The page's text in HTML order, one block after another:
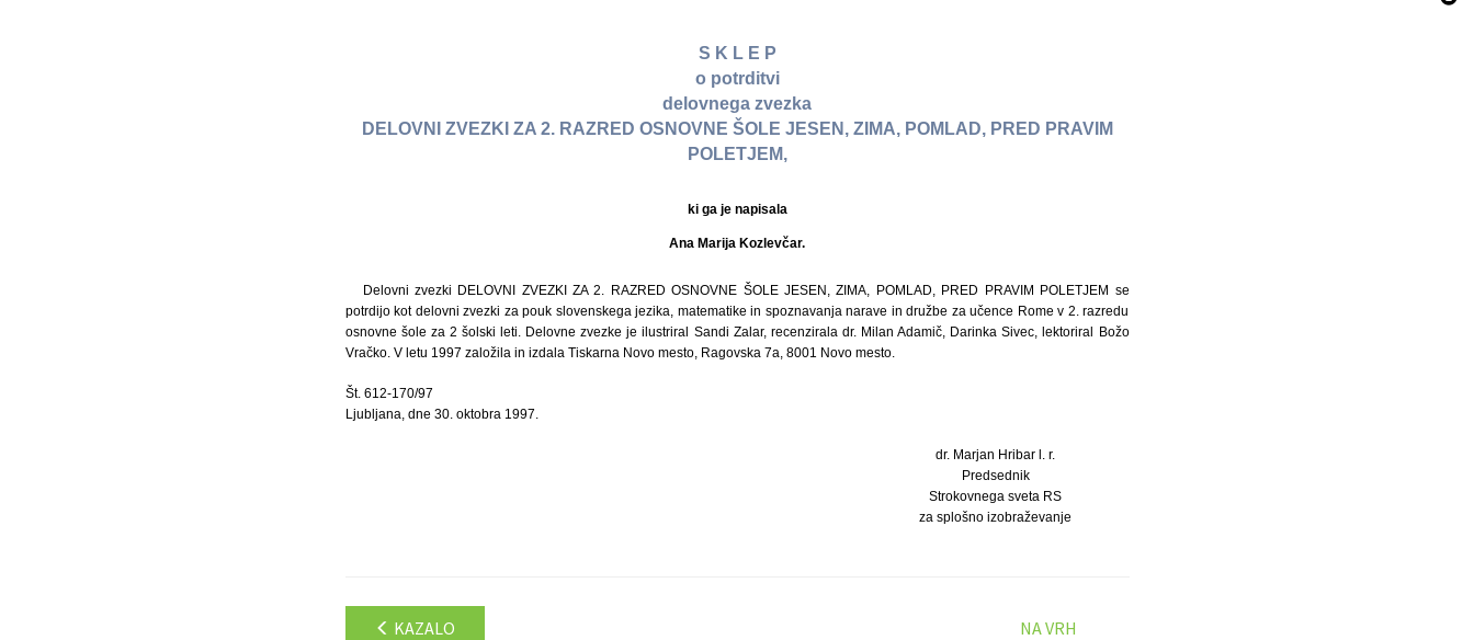
S K L E P
o potrditvi
delovnega zvezka
DELOVNI ZVEZKI ZA 2. RAZRED OSNOVNE ŠOLE JESEN, ZIMA, POMLAD, PRED PRAVIM
POLETJEM,
ki ga je napisala
Ana Marija Kozlevčar.
Delovni zvezki DELOVNI ZVEZKI ZA 2. RAZRED OSNOVNE ŠOLE JESEN, ZIMA, POMLAD, PRED PRAVIM POLETJEM se
potrdijo kot delovni zvezki za pouk slovenskega jezika, matematike in spoznavanja narave in družbe za učence Rome v 2. razredu
osnovne šole za 2 šolski leti. Delovne zvezke je ilustriral Sandi Zalar, recenzirala dr. Milan Adamič, Darinka Sivec, lektoriral Božo
Vračko. V letu 1997 založila in izdala Tiskarna Novo mesto, Ragovska 7a, 8001 Novo mesto.
Št. 612-170/97
Ljubljana, dne 30. oktobra 1997.
dr. Marjan Hribar l. r.
Predsednik
Strokovnega sveta RS
za splošno izobraževanje
KAZALO NA VRH